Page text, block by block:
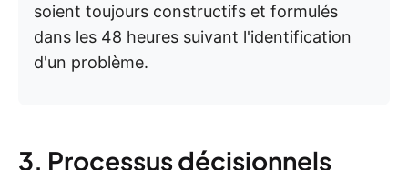
soient toujours constructifs et formulés
dans les 48 heures suivant l'identification
d'un problème.
3. Processus décisionnels